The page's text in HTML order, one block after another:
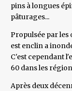
pins à longues
pâturages...
Propulsée par les
est enclin a
C'est cependant
60 dans les
Après deux